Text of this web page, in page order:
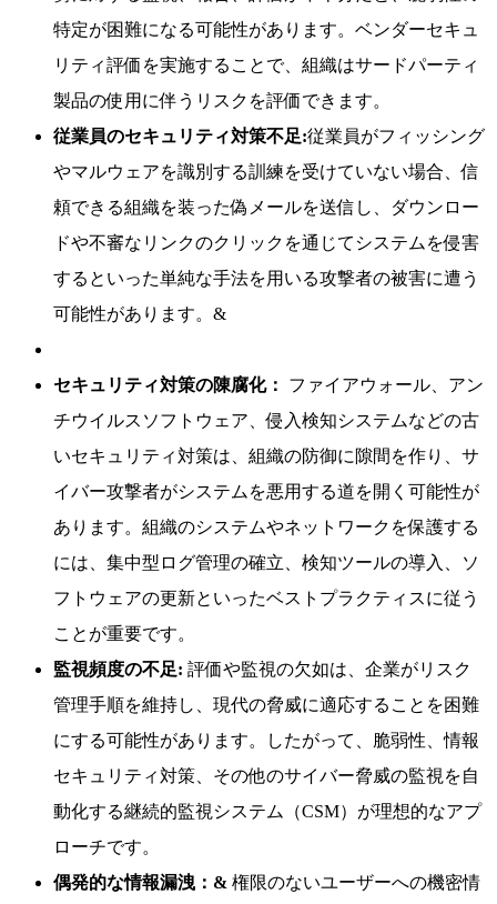
特定が困難になる可能性があります。ベンダーセキュ
リティ評価を実施することで、組織はサードパーティ
製品の使用に伴うリスクを評価できます。
従業員のセキュリティ対策不足:従業員がフィッシング
やマルウェアを識別する訓練を受けていない場合、信
頼できる組織を装った偽メールを送信し、ダウンロー
ドや不審なリンクのクリックを通じてシステムを侵害
するといった単純な手法を用いる攻撃者の被害に遭う
可能性があります。&
セキュリティ対策の陳腐化：
ファイアウォール、アン
チウイルスソフトウェア、侵入検知システムなどの古
いセキュリティ対策は、組織の防御に隙間を作り、サ
イバー攻撃者がシステムを悪用する道を開く可能性が
あります。組織のシステムやネットワークを保護する
には、集中型ログ管理の確立、検知ツールの導入、ソ
フトウェアの更新といったベストプラクティスに従う
ことが重要です。
監視頻度の不足: 評価や監視の欠如は、企業がリスク
管理手順を維持し、現代の脅威に適応することを困難
にする可能性があります。したがって、脆弱性、情報
セキュリティ対策、その他のサイバー脅威の監視を自
動化する継続的監視システム（CSM）が理想的なアプ
ローチです。
偶発的な情報漏洩：& 権限のないユーザーへの機密情